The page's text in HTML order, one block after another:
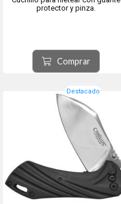
protector y pinza.
Comprar
Destacado